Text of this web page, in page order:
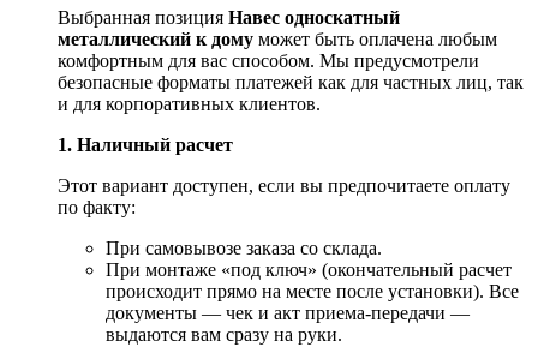
Выбранная позиция Навес односкатный
металлический к дому может быть оплачена любым
комфортным для вас способом. Мы предусмотрели
безопасные форматы платежей как для частных лиц, так
и для корпоративных клиентов.
1. Наличный расчет
Этот вариант доступен, если вы предпочитаете оплату
по факту:
При самовывозе заказа со склада.
При монтаже «под ключ» (окончательный расчет
происходит прямо на месте после установки). Все
документы — чек и акт приема-передачи —
выдаются вам сразу на руки.